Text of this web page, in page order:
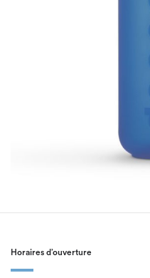
Horaires d’ouverture